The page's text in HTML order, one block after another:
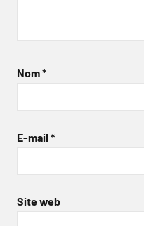
Nom*
E-mail *
Site web